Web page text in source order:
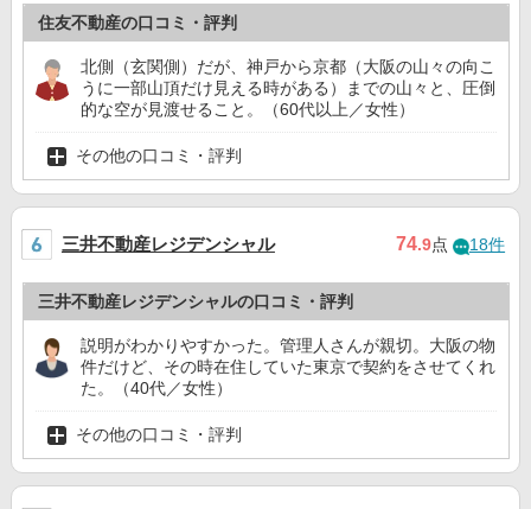
住友不動産の口コミ・評判
北側（玄関側）だが、神戸から京都（大阪の山々の向こ
うに一部山頂だけ見える時がある）までの山々と、圧倒
的な空が見渡せること。（60代以上／女性）
その他の口コミ・評判
三井不動産レジデンシャル 74.9点 18件
三井不動産レジデンシャルの口コミ・評判
説明がわかりやすかった。管理人さんが親切。大阪の物
件だけど、その時在住していた東京で契約をさせてくれ
た。（40代／女性）
その他の口コミ・評判